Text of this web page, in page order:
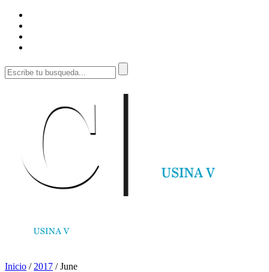
Inicio / 2017 /June